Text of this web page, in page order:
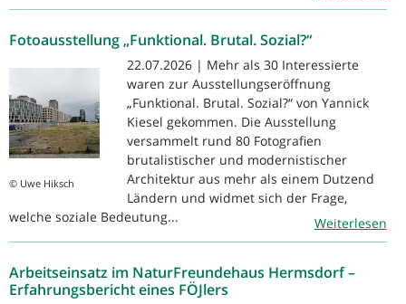
Fotoausstellung „Funktional. Brutal. Sozial?“
© Uwe Hiksch
22.07.2026 | Mehr als 30 Interessierte
waren zur Ausstellungseröffnung
„Funktional. Brutal. Sozial?“ von Yannick
Kiesel gekommen. Die Ausstellung
versammelt rund 80 Fotografien
brutalistischer und modernistischer
Architektur aus mehr als einem Dutzend
Ländern und widmet sich der Frage,
welche soziale Bedeutung...
Weiterlesen
Arbeitseinsatz im NaturFreundehaus Hermsdorf –
Erfahrungsbericht eines FÖJlers